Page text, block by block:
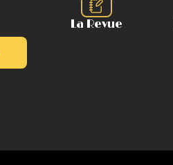
La Revue